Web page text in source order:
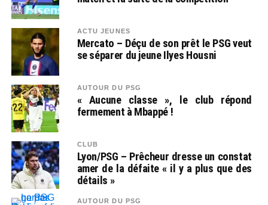
ACTU JEUNES
Mercato – Déçu de son prêt le PSG veut
se séparer du jeune Ilyes Housni
AUTOUR DU PSG
« Aucune classe », le club répond
fermement à Mbappé !
CLUB
Lyon/PSG – Prêcheur dresse un constat
amer de la défaite « il y a plus que des
détails »
AUTOUR DU PSG